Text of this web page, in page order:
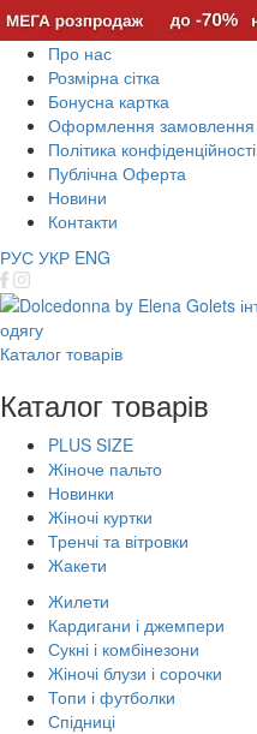
Про нас
Розмірна сітка
Бонусна картка
Оформлення замовлення
Політика конфіденційності
Публічна Оферта
Новини
Контакти
РУС УКР ENG
Каталог товарів
Каталог товарів
PLUS SIZE
Жіноче пальто
Новинки
Жіночі куртки
Тренчі та вітровки
Жакети
Жилети
Кардигани і джемпери
Сукні і комбінезони
Жіночі блузи і сорочки
Топи і футболки
Спідниці